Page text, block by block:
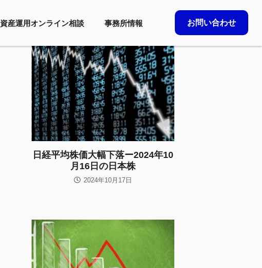
資産運用オンライン相談 事務所情報 お問い合わせ
日経平均株価大幅下落ー2024年10
月16日の日本株
2024年10月17日